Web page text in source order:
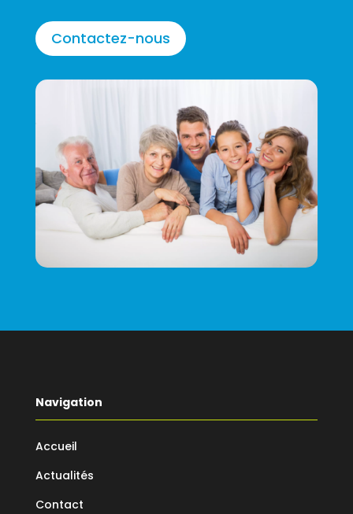
Contactez-nous
Navigation
Accueil
Actualités
Contact